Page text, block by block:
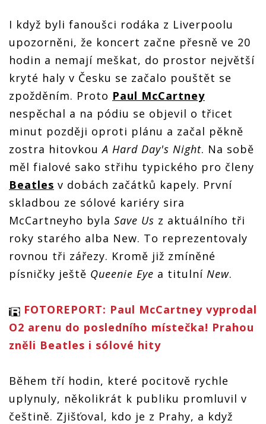
manželství
zařídil jedno
manželství
zařídil jedno
manželství
I když byli fanoušci rodáka z Liverpoolu
upozorněni, že koncert začne přesně ve 20
hodin a nemají meškat, do prostor největší
kryté haly v Česku se začalo pouštět se
zpožděním. Proto Paul McCartney
nespěchal a na pódiu se objevil o třicet
minut později oproti plánu a začal pěkně
zostra hitovkouA Hard Day's Night. Na sobě
měl fialové sako střihu typického pro členy
Beatles v dobách začátků kapely. První
skladbou ze sólové kariéry sira
McCartneyho byla Save Us z aktuálního tři
roky starého alba New. To reprezentovaly
rovnou tři zářezy. Kromě již zmíněné
písničky ještě Queenie Eye a titulní New.
FOTOREPORT: Paul McCartney vyprodal
O2 arenu do posledního místečka! Prahou
zněli Beatles i sólové hity
Během tří hodin, které pocitově rychle
uplynuly, několikrát k publiku promluvil v
češtině. Zjišťoval, kdo je z Prahy, a když